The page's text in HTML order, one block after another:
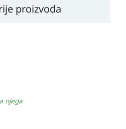
proizvoda
njega